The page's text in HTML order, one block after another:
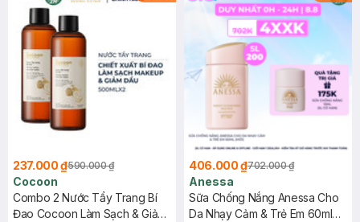
237.000 ₫590.000 ₫
Cocoon
Combo 2 Nước Tẩy Trang Bí
Đao Cocoon Làm Sạch & Giảm
406.000 ₫702.000 ₫
Anessa
Sữa Chống Nắng Anessa Cho
Da Nhạy Cảm & Trẻ Em 60ml